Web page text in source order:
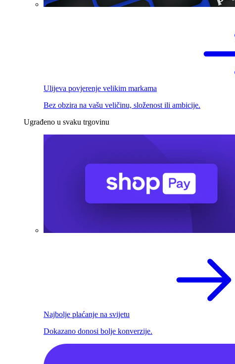
Ulijeva povjerenje velikim markama
Bez obzira na vašu veličinu, složenost ili ambicije.
Ugrađeno u svaku trgovinu
Najbolje plaćanje na svijetu
Dokazano donosi bolje konverzije.